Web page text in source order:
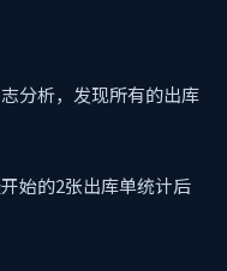
分析，发现所有的出库
始的2张出库单统计后